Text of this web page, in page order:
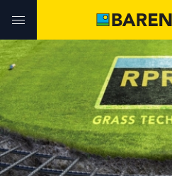
Uitdagingen en oplossingen
Technologieën
Producten
Uitdagingen en oplossingen
Technologieën
Producten
Uitdagingen en oplossingen
Producten
Teelthandleidingen